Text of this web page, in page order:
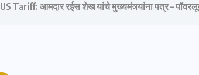
US Tariff: आमदार रईस शेख यांचे मुख्यमंत्र्यांना पत्र –